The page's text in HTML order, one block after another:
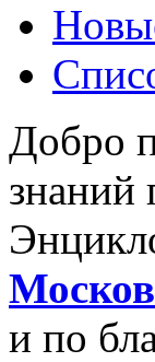
Добро
знаний
и по